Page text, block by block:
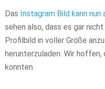
Das Instagram Bild kann
sehen also, dass es gar
Profilbild in voller Größe
herunterzuladen. Wir
konnten.